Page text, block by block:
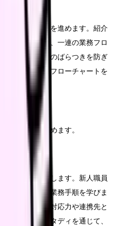
マニュアル化を進めます。紹介
書の作成まで、一連の業務フロ
での業務の質のばらつきを防ぎ
、判断基準やフローチャートを
確保します。
意識改革を進めます。
グラムを実施します。新人職員
義や基本的な業務手順を学びま
困難事例への対応力や連携先と
的なケーススタディを通じて、